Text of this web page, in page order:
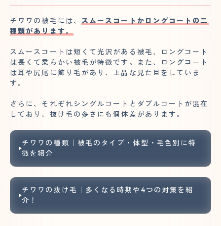
チワワの被毛には、 スムースコートかロングコートの二
種類があります。
スムースコートは短くて光沢がある被毛、ロングコート
は長くて柔らかい被毛が特徴です。また、ロングコート
は耳や尻尾に飾り毛があり、上品な見た目をしていま
す。
さらに、それぞれシングルコートとダブルコートが混在
しており、抜け毛の多さにも個体差があります。
チワワの種類｜被毛のタイプ・体型・毛色別に特
徴を紹介
チワワの抜け毛｜多くなる時期や4つの対策を紹
介！